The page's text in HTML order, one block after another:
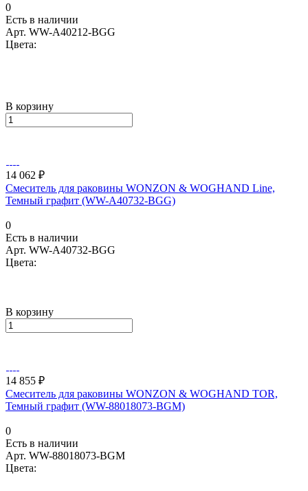
0
Есть в наличии
Арт. WW-A40212-BGG
Цвета:
В корзину
14 062 ₽
Смеситель для раковины WONZON & WOGHAND Line,
Темный графит (WW-A40732-BGG)
0
Есть в наличии
Арт. WW-A40732-BGG
Цвета:
В корзину
14 855 ₽
Смеситель для раковины WONZON & WOGHAND TOR,
Темный графит (WW-88018073-BGM)
0
Есть в наличии
Арт. WW-88018073-BGM
Цвета: